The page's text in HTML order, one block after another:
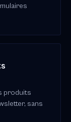
produits
sans